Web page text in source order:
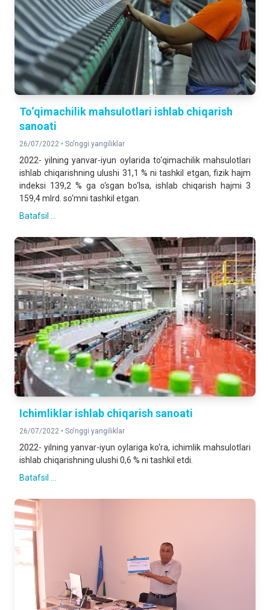
To‘qimachilik mahsulotlari ishlab chiqarish
sanoati
26/07/2022 • So'nggi yangiliklar
2022- yilning yanvar-iyun oylarida to‘qimachilik mahsulotlari
ishlab chiqarishning ulushi 31,1 % ni tashkil etgan, fizik hajm
indeksi 139,2 % ga o‘sgan bo‘lsa, ishlab chiqarish hajmi 3
159,4 mlrd. so‘mni tashkil etgan.
Batafsil ...
Ichimliklar ishlab chiqarish sanoati
26/07/2022 • So'nggi yangiliklar
2022- yilning yanvar-iyun oylariga ko‘ra, ichimlik mahsulotlari
ishlab chiqarishning ulushi 0,6 % ni tashkil etdi.
Batafsil ...